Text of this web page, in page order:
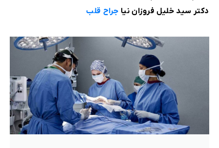
دکتر سید خلیل فروزان نیا جراح قلب